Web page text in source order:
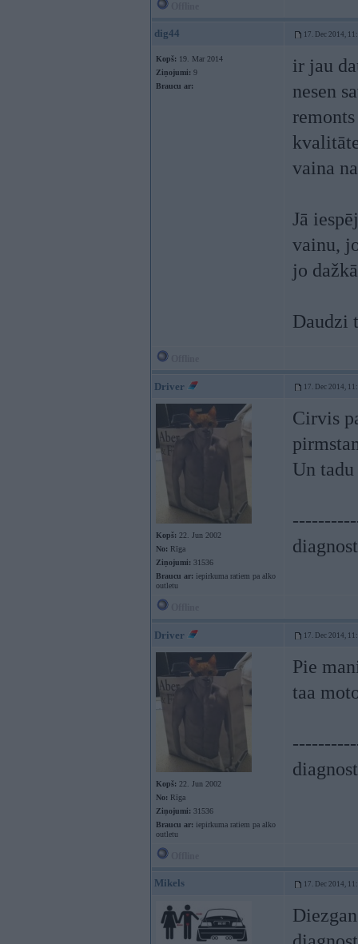
dig44 17. Dec 2014,
Kopš: 19. Mar 2014
Ziņojumi: 9
Braucu ar:
ir jau
nesen
vaina
Jā
vainu,
jo
Daudzi
Driver 17. Dec 2014,
Kopš: 22. Jun 2002
No: Rīga
Ziņojumi: 31536
Braucu ar: iepirkuma ratiem pa alko
outletu
Cirvis
Un
Driver 17. Dec 2014,
Kopš: 22. Jun 2002
No: Rīga
Ziņojumi: 31536
Braucu ar: iepirkuma ratiem pa alko
outletu
Pie
taa
Mikels 17. Dec 2014,